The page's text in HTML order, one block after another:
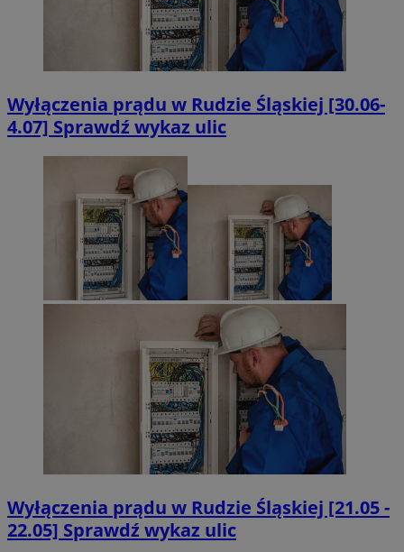
Wyłączenia prądu w Rudzie Śląskiej [30.06-
4.07] Sprawdź wykaz ulic
Wyłączenia prądu w Rudzie Śląskiej [21.05 -
22.05] Sprawdź wykaz ulic